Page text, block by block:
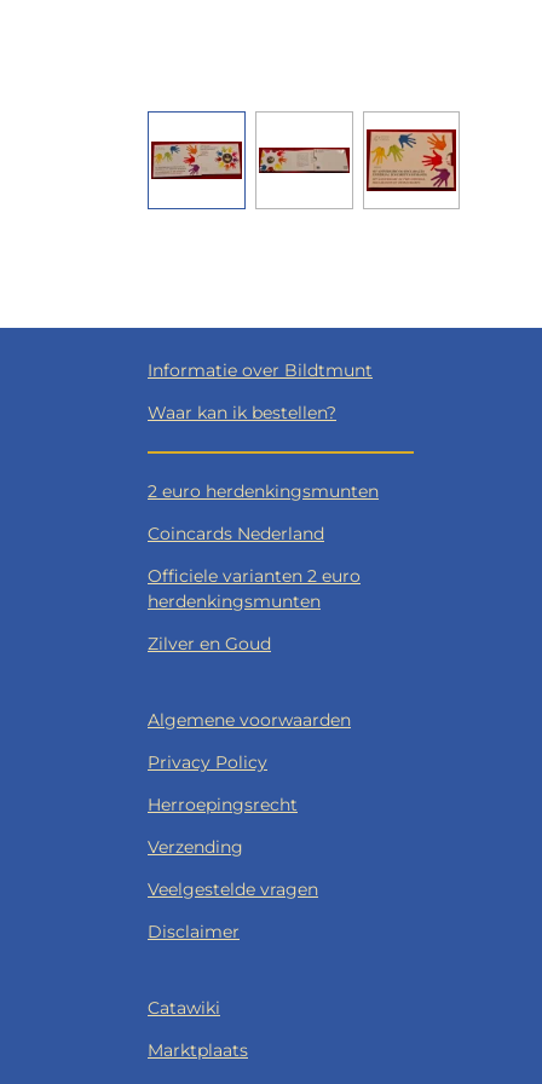
Informatie over Bildtmunt
Waar kan ik bestellen?
2 euro herdenkingsmunten
Coincards Nederland
Officiele varianten 2 euro
herdenkingsmunten
Zilver en Goud
Algemene voorwaarden
Privacy Policy
Herroepingsrecht
Verzending
Veelgestelde vragen
Disclaimer
Catawiki
Marktplaats